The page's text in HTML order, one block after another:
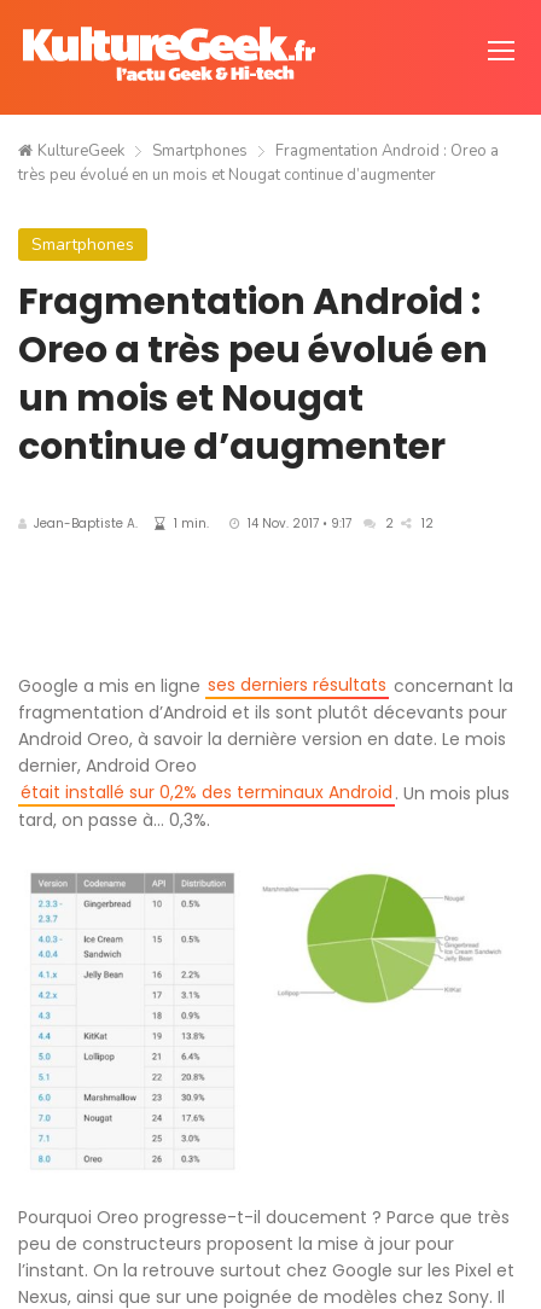
KultureGeek Smartphones
Fragmentation Android : Oreo a
très peu évolué en un mois et Nougat continue d’augmenter
Smartphones
Fragmentation Android :
Oreo a très peu évolué en
un mois et Nougat
continue d’augmenter
Jean-Baptiste A. 1 min. 14 Nov. 2017 • 9:17 2 12
Google a mis en ligne ses derniers résultats concernant la
fragmentation d’Android et ils sont plutôt décevants pour
Android Oreo, à savoir la dernière version en date. Le mois
dernier, Android Oreo
était installé sur 0,2% des terminaux Android . Un mois plus
tard, on passe à… 0,3%.
Pourquoi Oreo progresse-t-il doucement ? Parce que très
peu de constructeurs proposent la mise à jour pour
l’instant. On la retrouve surtout chez Google sur les Pixel et
Nexus, ainsi que sur une poignée de modèles chez Sony. Il